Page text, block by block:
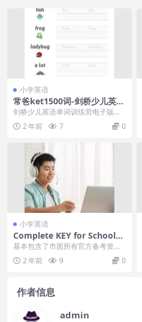
小学英语
常爸ket1500词-剑桥少儿英语
单词训练营资料
剑桥少儿英语单词训练营电子版资
料分为练习册和单词表两部分，从
浅入深，趣味十足，让...
2 年前 7 0
小学英语
Complete KEY for Schools/
Compact Key for Schools剑
桥KET综合学生书/教师用书
基本包含了市面所有官方备考资
源，而且各有不同的侧重点！比如C
omplete教程按...
2 年前 9 0
作者信息
admin